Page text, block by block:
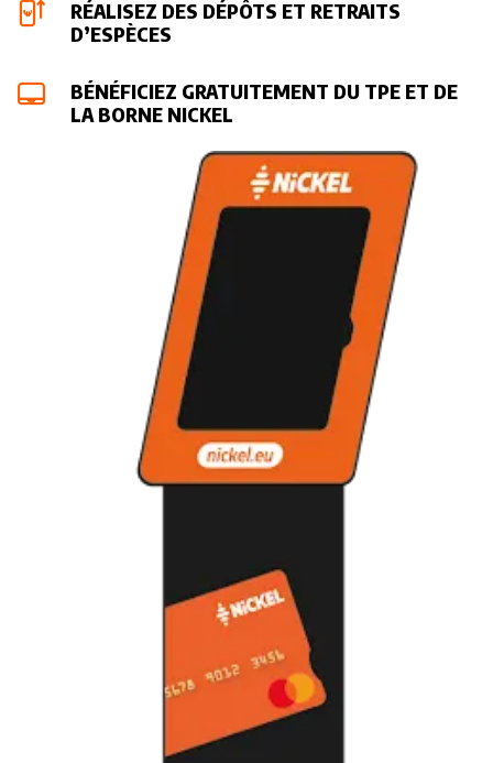
RÉALISEZ DES DÉPÔTS ET RETRAITS
D’ESPÈCES
BÉNÉFICIEZ GRATUITEMENT DU TPE ET DE
LA BORNE NICKEL